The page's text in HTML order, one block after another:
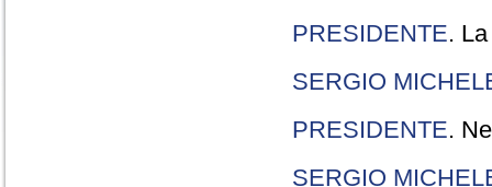
PRESIDENTE.
SERGIO
PRESIDENTE.
SERGIO